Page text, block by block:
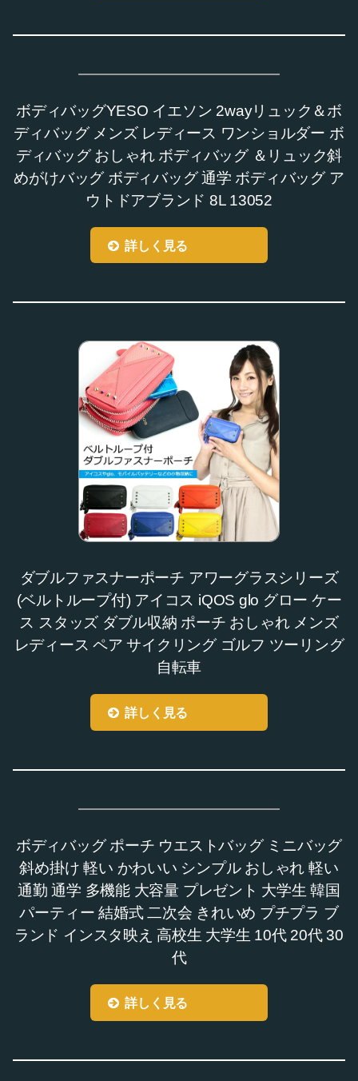
ボディバッグYESO イエソン 2wayリュック＆ボ
ディバッグ メンズ レディース ワンショルダー ボ
ディバッグ おしゃれ ボディバッグ ＆リュック斜
めがけバッグ ボディバッグ 通学 ボディバッグ ア
ウトドアブランド 8L 13052
詳しく見る
ダブルファスナーポーチ アワーグラスシリーズ
(ベルトループ付) アイコス iQOS glo グロー ケー
ス スタッズ ダブル収納 ポーチ おしゃれ メンズ
レディース ペア サイクリング ゴルフ ツーリング
自転車
詳しく見る
ボディバッグ ポーチ ウエストバッグ ミニバッグ
斜め掛け 軽い かわいい シンプル おしゃれ 軽い
通勤 通学 多機能 大容量 プレゼント 大学生 韓国
パーティー 結婚式 二次会 きれいめ プチプラ ブ
ランド インスタ映え 高校生 大学生 10代 20代 30
代
詳しく見る